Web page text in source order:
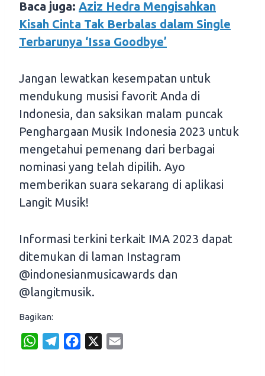
Baca juga: Aziz Hedra Mengisahkan
Kisah Cinta Tak Berbalas dalam Single
Terbarunya ‘Issa Goodbye’
Jangan lewatkan kesempatan untuk
mendukung musisi favorit Anda di
Indonesia, dan saksikan malam puncak
Penghargaan Musik Indonesia 2023 untuk
mengetahui pemenang dari berbagai
nominasi yang telah dipilih. Ayo
memberikan suara sekarang di aplikasi
Langit Musik!
Informasi terkini terkait IMA 2023 dapat
ditemukan di laman Instagram
@indonesianmusicawards dan
@langitmusik.
Bagikan:
W